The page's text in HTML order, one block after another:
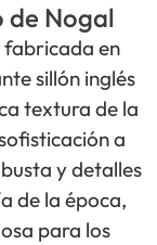
Nogal
fabricada en
sillón inglés
textura de la
a
y detalles
de la época,
para los